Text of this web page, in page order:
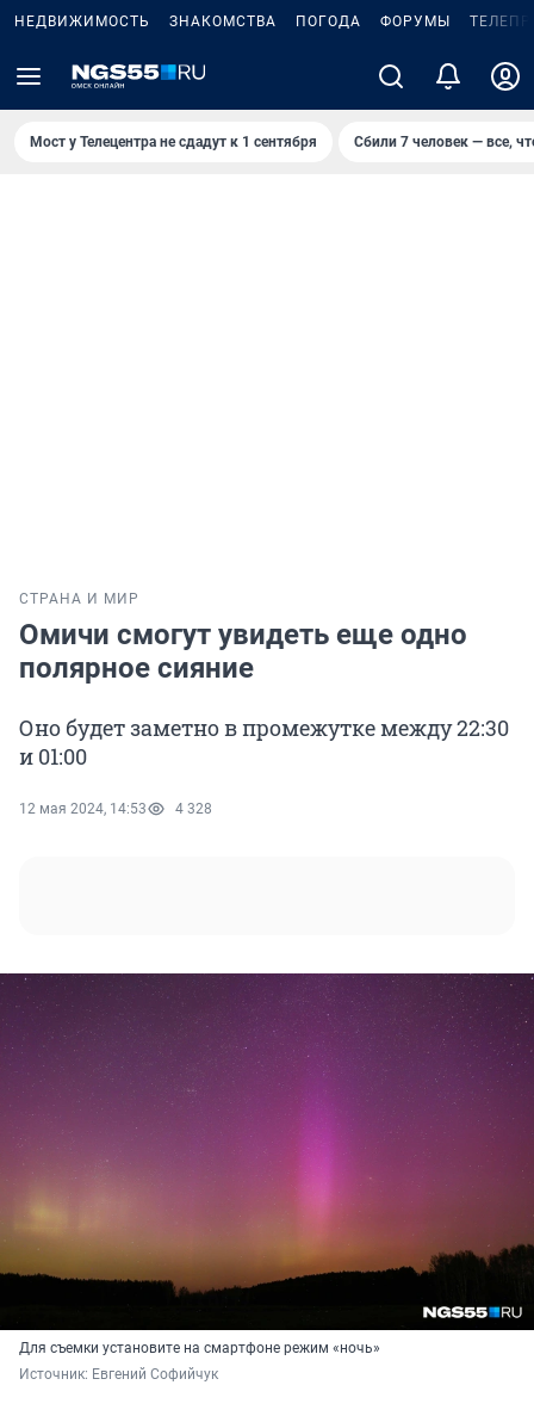
НЕДВИЖИМОСТЬ ЗНАКОМСТВА ПОГОДА ФОРУМЫ
Мост у Телецентра не сдадут к 1 сентября Сбили 7 человек — все,
СТРАНА И МИР
Омичи смогут увидеть еще одно
полярное сияние
Оно будет заметно в промежутке между 22:30
и 01:00
12 мая 2024, 14:53 4 328
Для съемки установите на смартфоне режим «ночь»
Источник: Евгений Софийчук